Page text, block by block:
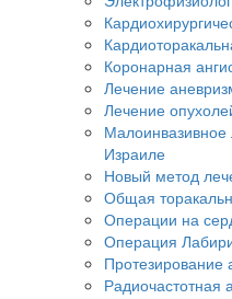
Коронарная
Лечение
Лечение
Малоинвазивное
Израиле
Новый метод
Общая
Операции на
Операция
Протезирование
Радиочастотная